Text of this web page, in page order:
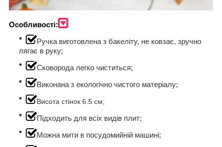
Особливості:
Ручка виготовлена з бакеліту, не ковзає, зручно
лягає в руку;
Сковорода легко чиститься;
Виконана з екологічно чистого матеріалу;
Висота стінок 6.5 см;
Підходить для всіх видів плит;
Можна мити в посудомийній машині;